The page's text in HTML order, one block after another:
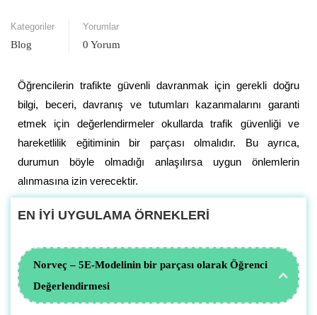
Kategoriler
Blog
Yorumlar
0 Yorum
Öğrencilerin trafikte güvenli davranmak için gerekli doğru
bilgi, beceri, davranış ve tutumları kazanmalarını garanti
etmek için değerlendirmeler okullarda trafik güvenliği ve
hareketlilik eğitiminin bir parçası olmalıdır. Bu ayrıca,
durumun böyle olmadığı anlaşılırsa uygun önlemlerin
alınmasına izin verecektir.
EN İYİ UYGULAMA ÖRNEKLERİ
Norveç – 5E-Modelinin bir parçası olarak Öğrenci
Değerlendirmesi